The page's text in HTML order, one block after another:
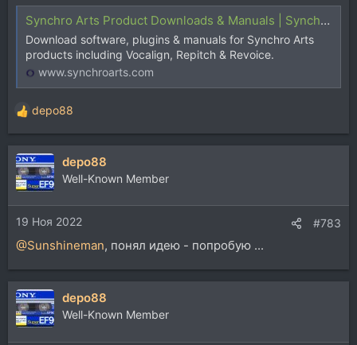
Synchro Arts Product Downloads & Manuals | Synchro Arts
Download software, plugins & manuals for Synchro Arts
products including Vocalign, Repitch & Revoice.
www.synchroarts.com
Р
е
а
к
ц
и
и
:
depo88
depo88
Well-Known Member
19 Ноя 2022 #783
@Sunshineman, понял идею - попробую ...
depo88
Well-Known Member